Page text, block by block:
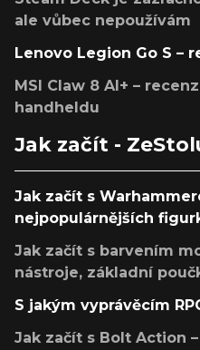
ale vůbec nepoužívám
Lenovo Legion Go S –
MSI Claw 8 AI+ –
handheldu
Jak začít -
Jak začít s
nejpopulárnějších
Jak začít s barvením
nástroje, základní
S jakým vyprávěcím
Jak začít s Bolt Action